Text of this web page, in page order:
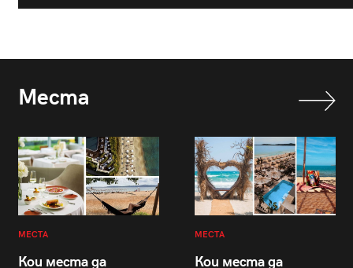
Места
МЕСТА
Кои места да
МЕСТА
Кои места да